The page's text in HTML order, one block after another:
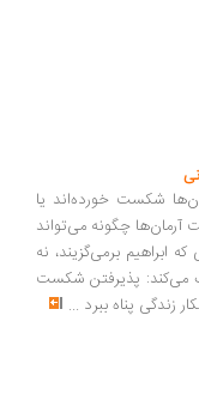
شکست خورده‌اند یا
چگونه می‌تواند
ابراهیم برمی‌گزیند، نه
می‌کند: پذیرفتن شکست
زندگی پناه ببرد ...